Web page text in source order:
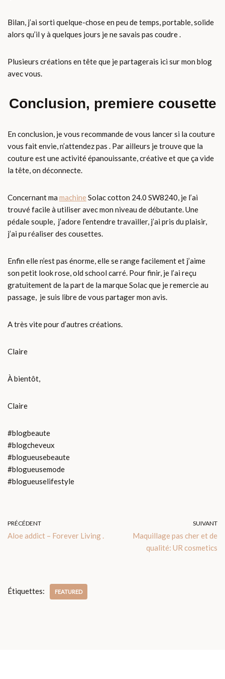
Bilan, j’ai sorti quelque-chose en peu de temps, portable, solide
alors qu’il y à quelques jours je ne savais pas coudre .
Plusieurs créations en tête que je partagerais ici sur mon blog
avec vous.
Conclusion, premiere cousette
En conclusion, je vous recommande de vous lancer si la couture
vous fait envie, n’attendez pas . Par ailleurs je trouve que la
couture est une activité épanouissante, créative et que ça vide
la tête, on déconnecte.
Concernant ma machine Solac cotton 24.0 SW8240, je l’ai
trouvé facile à utiliser avec mon niveau de débutante. Une
pédale souple, j’adore l’entendre travailler, j’ai pris du plaisir,
j’ai pu réaliser des cousettes.
Enfin elle n’est pas énorme, elle se range facilement et j’aime
son petit look rose, old school carré. Pour finir, je l’ai reçu
gratuitement de la part de la marque Solac que je remercie au
passage, je suis libre de vous partager mon avis.
A très vite pour d’autres créations.
Claire
À bientôt,
Claire
#blogbeaute
#blogcheveux
#blogueusebeaute
#blogueusemode
#blogueuselifestyle
PRÉCÉDENT
Aloe addict – Forever Living .
SUIVANT
Maquillage pas cher et de
qualité: UR cosmetics
Étiquettes: FEATURED